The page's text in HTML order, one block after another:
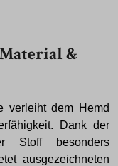
&
verleiht dem Hemd
Dank der
Stoff besonders
ausgezeichneten